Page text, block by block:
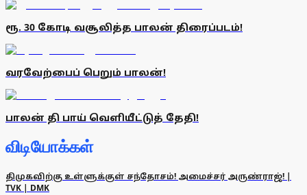
ரூ. 30 கோடி வசூலித்த பாலன் திரைப்படம்!
வரவேற்பைப் பெறும் பாலன்!
பாலன் தி பாய் வெளியீட்டுத் தேதி!
விடியோக்கள்
திமுகவிற்கு உள்ளுக்குள் சந்தோசம்! அமைச்சர் அருண்ராஜ்! |
TVK | DMK